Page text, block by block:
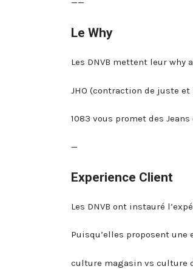
——
Le Why
Les DNVB mettent leur why
JHO (contraction de juste
1083 vous promet des
—
Experience Client
Les DNVB ont instauré
Puisqu’elles proposent
culture magasin vs culture